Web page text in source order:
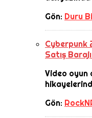
Gön: Duru
Cyberpunk
Satış
Video oyun
Gön: